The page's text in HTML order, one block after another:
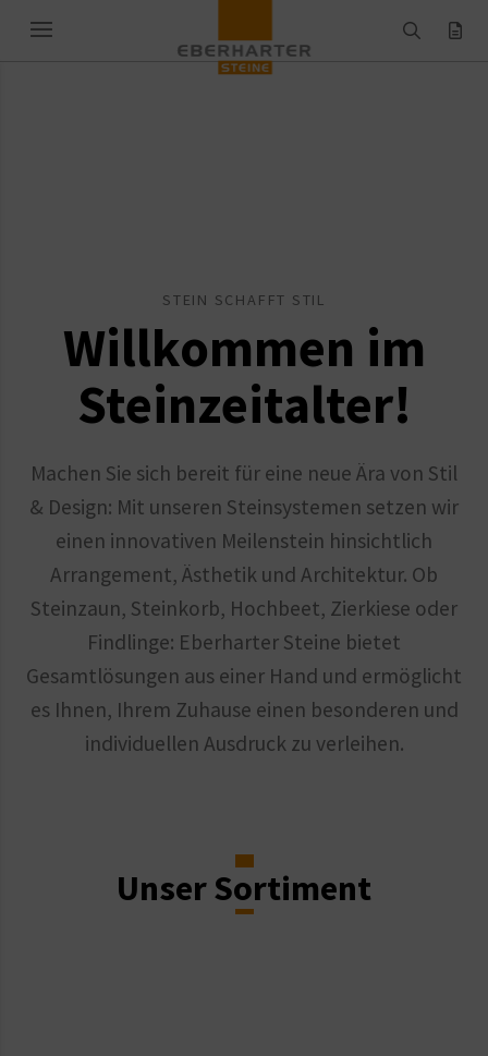
STEIN SCHAFFT STIL
Willkommen im
Stein­­zeit­­alter!
Machen Sie sich bereit für eine neue Ära von Stil
& Design: Mit unseren Steinsystemen setzen wir
einen innovativen Meilenstein hinsichtlich
Arrangement, Ästhetik und Architektur. Ob
Steinzaun, Steinkorb, Hochbeet, Zierkiese oder
Findlinge: Eberharter Steine bietet
Gesamtlösungen aus einer Hand und ermöglicht
es Ihnen, Ihrem Zuhause einen besonderen und
individuellen Ausdruck zu verleihen.
Unser Sortiment